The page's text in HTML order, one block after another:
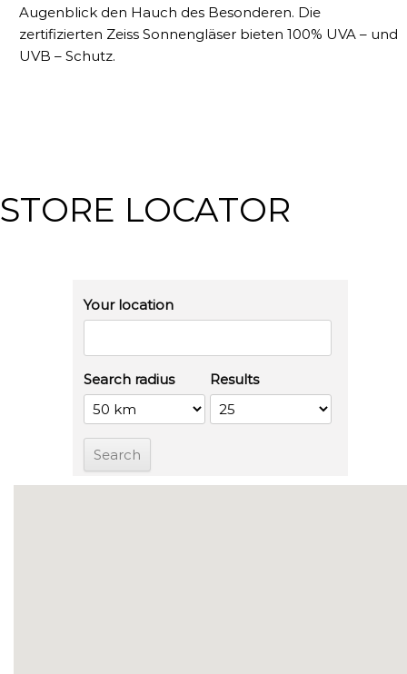
Augenblick den Hauch des Besonderen. Die
zertifizierten Zeiss Sonnengläser bieten 100% UVA – und
UVB – Schutz.
STORE LOCATOR
Your location
Search radius Results